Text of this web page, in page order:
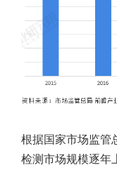
根据国家市场监管
检测市场规模逐年